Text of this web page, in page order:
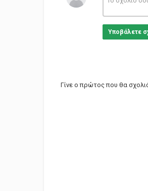
Υποβάλετε
Γίνε ο πρώτος που θα